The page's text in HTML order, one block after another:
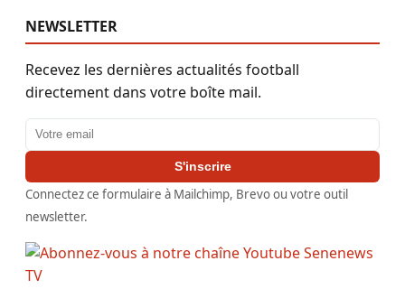
NEWSLETTER
Recevez les dernières actualités football
directement dans votre boîte mail.
Adresse email
S'inscrire
Connectez ce formulaire à Mailchimp, Brevo ou votre outil
newsletter.